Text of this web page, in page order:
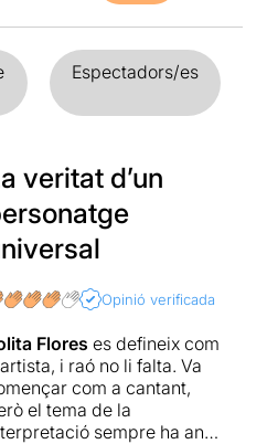
Espectadors/es
veritat d’un
Opinió verificada
Flores es defineix com
i raó no li falta. Va
com a cantant,
el tema de la
sempre ha anat